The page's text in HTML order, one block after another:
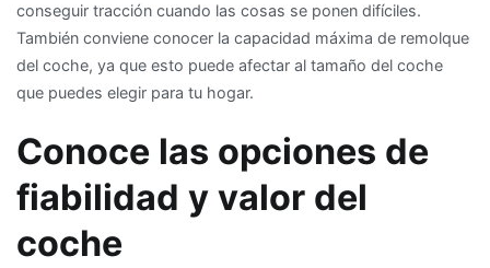
conseguir tracción cuando las cosas se ponen difíciles.
También conviene conocer la capacidad máxima de remolque
del coche, ya que esto puede afectar al tamaño del coche
que puedes elegir para tu hogar.
Conoce las opciones de
fiabilidad y valor del
coche